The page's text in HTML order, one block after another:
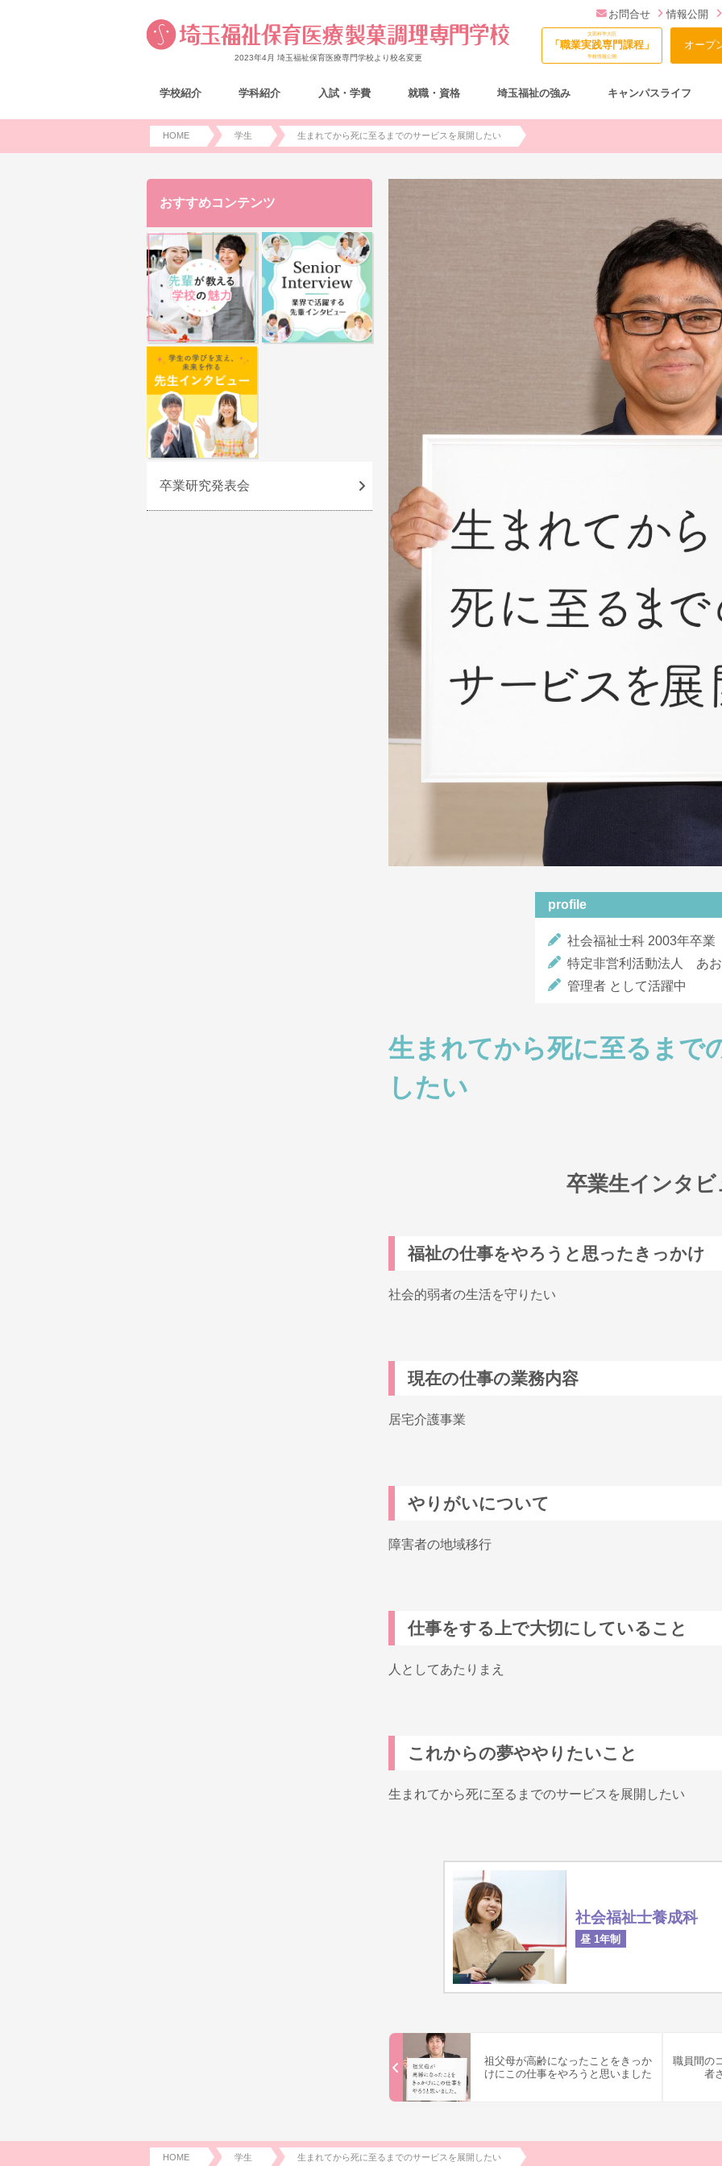
2023年4月 埼玉福祉保育医療専門学校より校名変更
お問合せ 情報公開
文部科学大臣
「職業実践専門課程」
学校情報公開
オープ
学校紹介 学科紹介 入試・学費 就職・資格 埼玉福祉の強み キャンパスライフ
HOME 学生 生まれてから死に至るまでのサービスを展開したい
profile
社会福祉士科 2003年卒業
特定非営利活動法人 あ
管理者 として活躍中
生まれてから死に至るまで
したい
卒業生インタビ
福祉の仕事をやろうと思ったきっかけ
社会的弱者の生活を守りたい
現在の仕事の業務内容
居宅介護事業
やりがいについて
障害者の地域移行
仕事をする上で大切にしていること
人としてあたりまえ
これからの夢ややりたいこと
生まれてから死に至るまでのサービスを展開したい
社会福祉士養成科
昼 1年制
祖父母が高齢になったことをきっか
けにこの仕事をやろうと思いました
職員間の
者
おすすめコンテンツ
卒業研究発表会
HOME 学生 生まれてから死に至るまでのサービスを展開したい